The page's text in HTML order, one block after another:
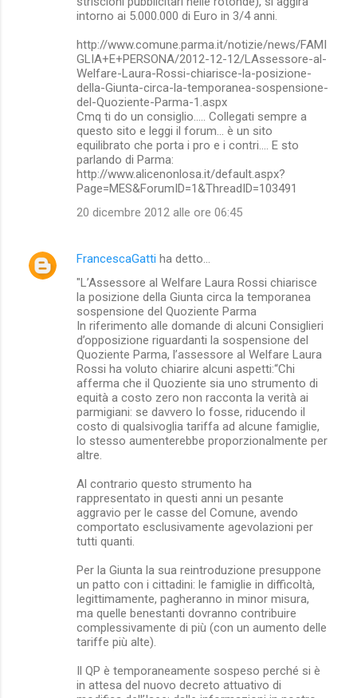
intorno ai 5.000.000 di Euro in 3/4 anni.
http://www.comune.parma.it/notizie/news/FAMI
GLIA+E+PERSONA/2012-12-12/LAssessore-al-
Welfare-Laura-Rossi-chiarisce-la-posizione-
della-Giunta-circa-la-temporanea-sospensione-
del-Quoziente-Parma-1.aspx
Cmq ti do un consiglio..... Collegati sempre a
questo sito e leggi il forum... è un sito
equilibrato che porta i pro e i contri.... E sto
parlando di Parma:
http://www.alicenonlosa.it/default.aspx?
Page=MES&ForumID=1&ThreadID=103491
20 dicembre 2012 alle ore 06:45
FrancescaGatti ha detto…
"L’Assessore al Welfare Laura Rossi chiarisce
la posizione della Giunta circa la temporanea
sospensione del Quoziente Parma
In riferimento alle domande di alcuni Consiglieri
d’opposizione riguardanti la sospensione del
Quoziente Parma, l’assessore al Welfare Laura
Rossi ha voluto chiarire alcuni aspetti:“Chi
afferma che il Quoziente sia uno strumento di
equità a costo zero non racconta la verità ai
parmigiani: se davvero lo fosse, riducendo il
costo di qualsivoglia tariffa ad alcune famiglie,
lo stesso aumenterebbe proporzionalmente per
altre.
Al contrario questo strumento ha
rappresentato in questi anni un pesante
aggravio per le casse del Comune, avendo
comportato esclusivamente agevolazioni per
tutti quanti.
Per la Giunta la sua reintroduzione presuppone
un patto con i cittadini: le famiglie in difficoltà,
legittimamente, pagheranno in minor misura,
ma quelle benestanti dovranno contribuire
complessivamente di più (con un aumento delle
tariffe più alte).
Il QP è temporaneamente sospeso perché si è
in attesa del nuovo decreto attuativo di